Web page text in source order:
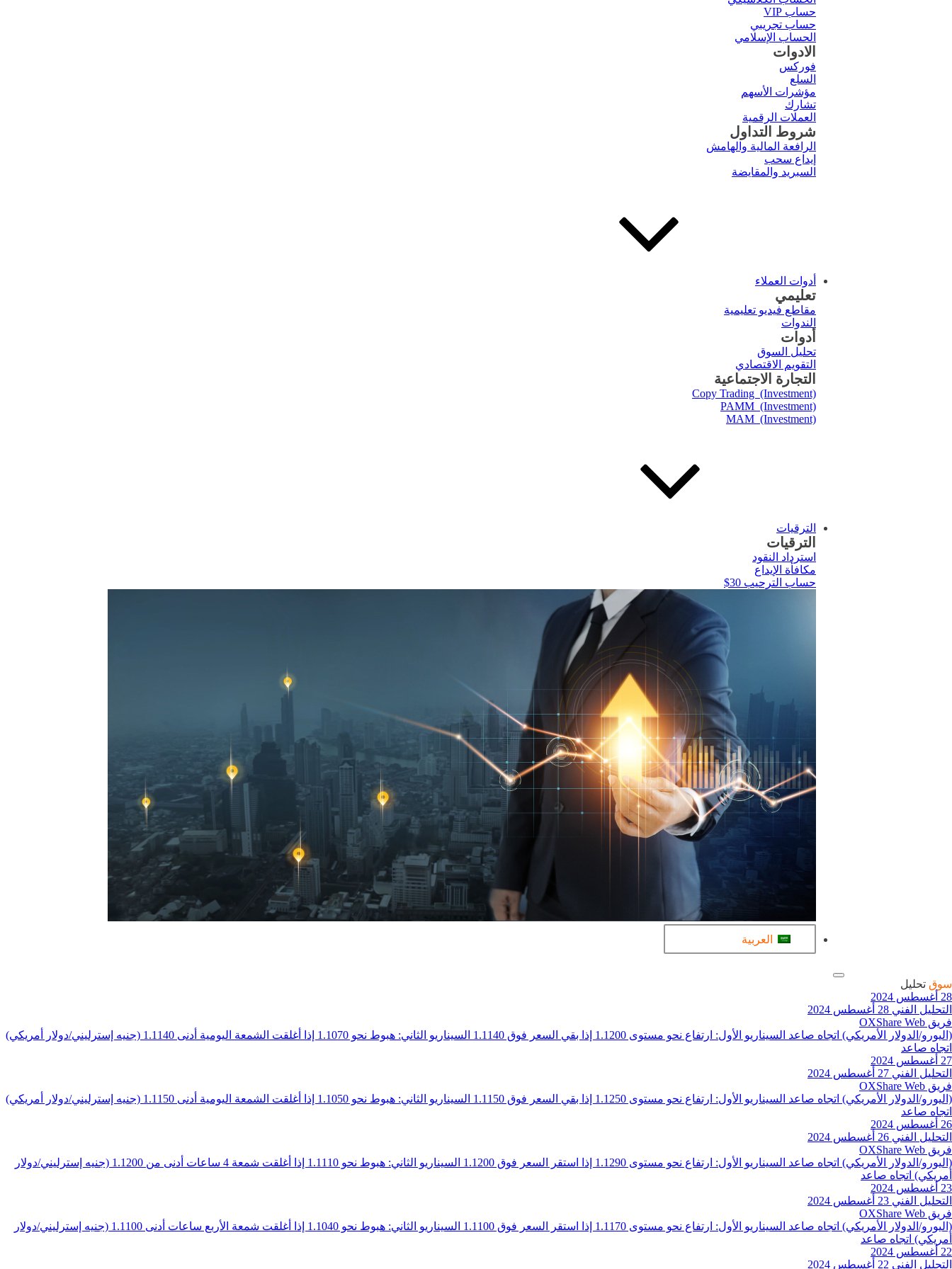
حساب VIP
حساب تجريبي
الحساب الإسلامي
الادوات
فوركس
السلع
مؤشرات الأسهم
تشارك
العملات الرقمية
شروط التداول
الرافعة المالية والهامش
إيداع سحب
السبريد والمقايضة
أدوات العملاء
تعليمي
مقاطع فيديو تعليمية
الندوات
أدوات
تحليل السوق
التقويم الاقتصادي
التجارة الاجتماعية
Copy Trading (Investment)
PAMM (Investment)
MAM (Investment)
الترقيات
الترقيات
استرداد النقود
مكافأة الإيداع
حساب الترحيب 30$
العربية
سوق تحليل
28 أغسطس 2024
التحليل الفني 28 أغسطس 2024
فريق OXShare Web
(اليورو/الدولار الأمريكي) اتجاه صاعد السيناريو الأول: ارتفاع نحو مستوى 1.1200 إذا بقي السعر فوق 1.1140 السيناريو الثاني: هبوط نحو 1.1070 إذا أغلقت الشمعة اليومية أدنى 1.1140 (جنيه إسترليني/دولار أمريكي)
اتجاه صاعد
27 أغسطس 2024
التحليل الفني 27 أغسطس 2024
فريق OXShare Web
(اليورو/الدولار الأمريكي) اتجاه صاعد السيناريو الأول: ارتفاع نحو مستوى 1.1250 إذا بقي السعر فوق 1.1150 السيناريو الثاني: هبوط نحو 1.1050 إذا أغلقت الشمعة اليومية أدنى 1.1150 (جنيه إسترليني/دولار أمريكي)
اتجاه صاعد
26 أغسطس 2024
التحليل الفني 26 أغسطس 2024
فريق OXShare Web
(اليورو/الدولار الأمريكي) اتجاه صاعد السيناريو الأول: ارتفاع نحو مستوى 1.1290 إذا استقر السعر فوق 1.1200 السيناريو الثاني: هبوط نحو 1.1110 إذا أغلقت شمعة 4 ساعات أدنى من 1.1200 (جنيه إسترليني/دولار
أمريكي) اتجاه صاعد
23 أغسطس 2024
التحليل الفني 23 أغسطس 2024
فريق OXShare Web
(اليورو/الدولار الأمريكي) اتجاه صاعد السيناريو الأول: ارتفاع نحو مستوى 1.1170 إذا استقر السعر فوق 1.1100 السيناريو الثاني: هبوط نحو 1.1040 إذا أغلقت شمعة الأربع ساعات أدنى 1.1100 (جنيه إسترليني/دولار
أمريكي) اتجاه صاعد
22 أغسطس 2024
التحليل الفني 22 أغسطس 2024